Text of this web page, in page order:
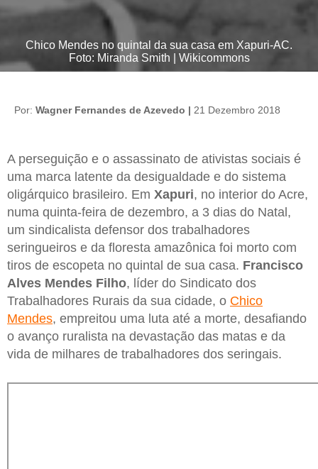
Chico Mendes no quintal da sua casa em Xapuri-AC.
Foto: Miranda Smith | Wikicommons
Por: Wagner Fernandes de Azevedo | 21 Dezembro 2018
A perseguição e o assassinato de ativistas sociais é
uma marca latente da desigualdade e do sistema
oligárquico brasileiro. Em Xapuri, no interior do Acre,
numa quinta-feira de dezembro, a 3 dias do Natal,
um sindicalista defensor dos trabalhadores
seringueiros e da floresta amazônica foi morto com
tiros de escopeta no quintal de sua casa. Francisco
Alves Mendes Filho, líder do Sindicato dos
Trabalhadores Rurais da sua cidade, o Chico
Mendes, empreitou uma luta até a morte, desafiando
o avanço ruralista na devastação das matas e da
vida de milhares de trabalhadores dos seringais.